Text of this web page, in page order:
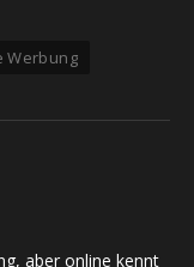
Werbung
aber online kennt